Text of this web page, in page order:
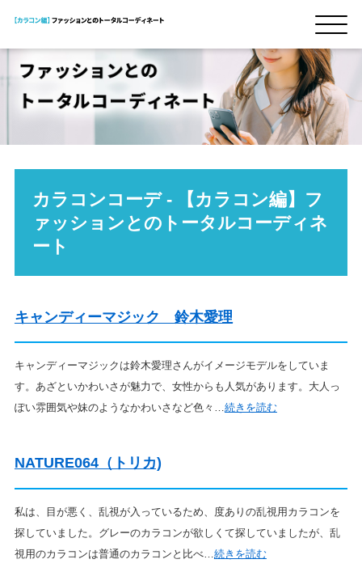
カラコンコーデ - 【カラコン編】フ
ァッションとのトータルコーディネ
ート
キャンディーマジック 鈴木愛理
キャンディーマジックは鈴木愛理さんがイメージモデルをしていま
す。あざといかわいさが魅力で、女性からも人気があります。大人っ
ぽい雰囲気や妹のようなかわいさなど色々…続きを読む
NATURE064（トリカ)
私は、目が悪く、乱視が入っているため、度ありの乱視用カラコンを
探していました。グレーのカラコンが欲しくて探していましたが、乱
視用のカラコンは普通のカラコンと比べ… 続きを読む